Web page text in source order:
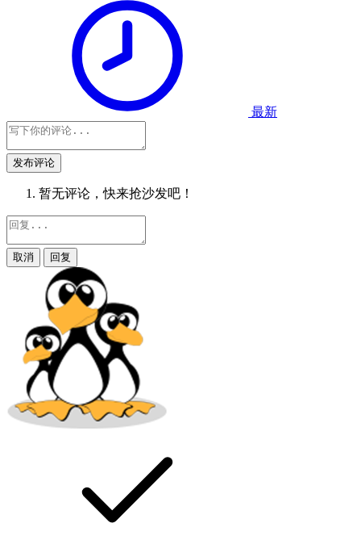
最新
发布评论
暂无评论，快来抢沙发吧！
取消 回复